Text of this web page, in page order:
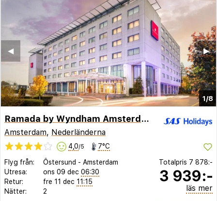
1/8
▶︎
◀︎
Ramada by Wyndham Amsterdam Airport Schiphol
Amsterdam, Nederländerna
4,0/5 7°C
Flyg från: Östersund - Amsterdam
Utresa:
ons 09 dec 06:30
Retur:
fre 11 dec 11:15
Nätter:
2
Totalpris 7 878:-
3 939:-
läs mer